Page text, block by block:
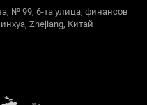
№ 99, 6-та улица, финансов
Zhejiang, Китай